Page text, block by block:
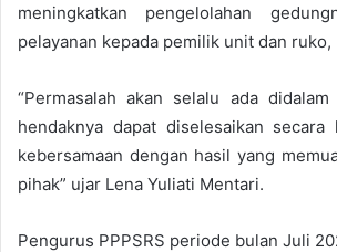
meningkatkan pengelolahan
pelayanan kepada pemilik unit dan ruko,
“Permasalah akan selalu ada
hendaknya dapat diselesaikan secara
kebersamaan dengan hasil yang
pihak” ujar Lena Yuliati Mentari.
Pengurus PPPSRS periode bulan Juli